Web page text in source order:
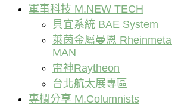
軍事科技 M.NEW TECH
貝宜系統 BAE System
萊茵金屬曼恩 Rheinmetall
MAN
雷神Raytheon
台北航太展專區
專欄分享 M.Columnists